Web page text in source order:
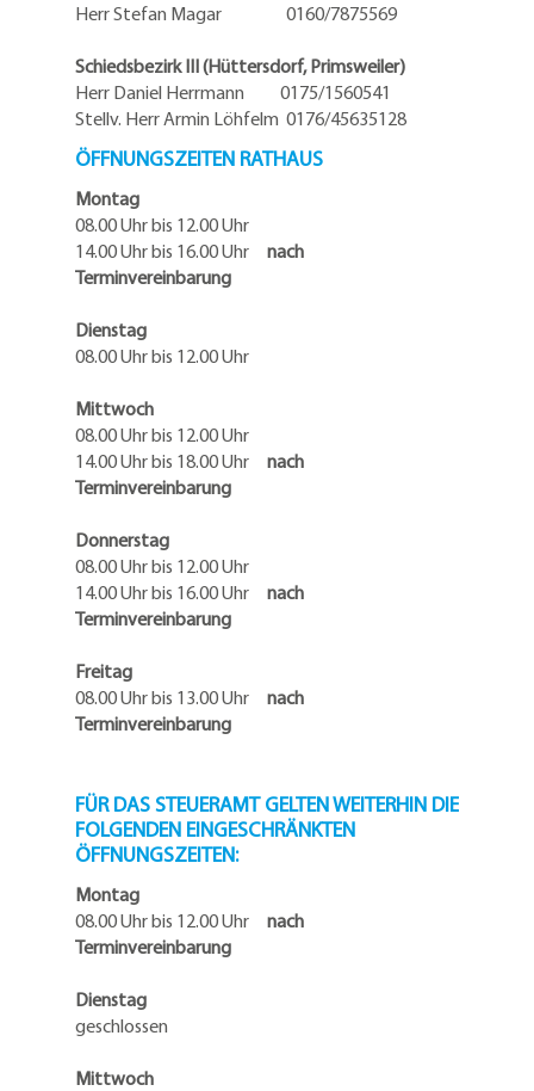
Herr Stefan Magar 0160/7875569
Schiedsbezirk III (Hüttersdorf, Primsweiler)
Herr Daniel Herrmann 0175/1560541
Stellv. Herr Armin Löhfelm 0176/45635128
ÖFFNUNGSZEITEN RATHAUS
Montag
08.00 Uhr bis 12.00 Uhr
14.00 Uhr bis 16.00 Uhr nach
Terminvereinbarung
Dienstag
08.00 Uhr bis 12.00 Uhr
Mittwoch
08.00 Uhr bis 12.00 Uhr
14.00 Uhr bis 18.00 Uhr nach
Terminvereinbarung
Donnerstag
08.00 Uhr bis 12.00 Uhr
14.00 Uhr bis 16.00 Uhr nach
Terminvereinbarung
Freitag
08.00 Uhr bis 13.00 Uhr nach
Terminvereinbarung
FÜR DAS STEUERAMT GELTEN WEITERHIN DIE
FOLGENDEN EINGESCHRÄNKTEN
ÖFFNUNGSZEITEN:
Montag
08.00 Uhr bis 12.00 Uhr nach
Terminvereinbarung
Dienstag
geschlossen
Mittwoch